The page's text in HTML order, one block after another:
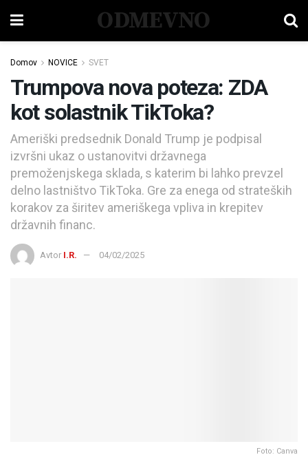
ODMEVNO
Domov NOVICE SVET
Trumpova nova poteza: ZDA
kot solastnik TikToka?
Ameriški predsednik Donald Trump je podpisal
izvršni ukaz o ustanovitvi državnega
premoženjskega sklada, s katerim bi lahko prevzel
delno lastništvo TikToka. Gre za enega od strateških
korakov za širitev ameriškega vpliva in krepitev
državnih financ.
Avtor I.R. 04/02/2025
Foto: Canva